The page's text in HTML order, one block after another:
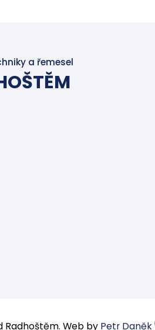
a řemesel
Radhoštěm. Web by Petr Daněk